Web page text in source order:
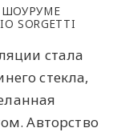
ШОУРУМЕ
SORGETTI
стала
стекла,
Авторство